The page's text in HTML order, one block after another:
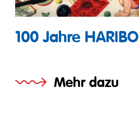
100 Jahre HARIBO
Mehr dazu